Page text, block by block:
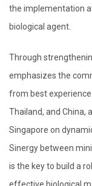
the implementation
biological agent.
Through
emphasizes the
from best
Thailand, and China,
Singapore on
Sinergy between
is the key to build a